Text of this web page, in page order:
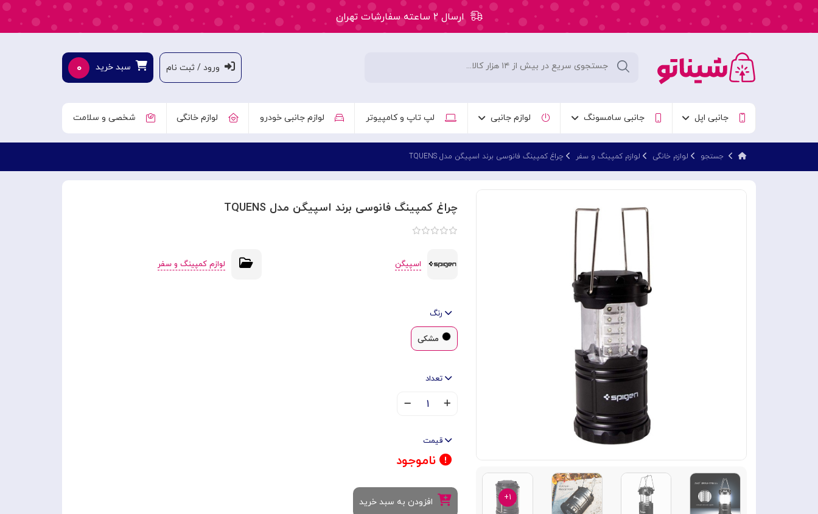
ارسال ۲ ساعته سفارشات تهران
ورود / ثبت نام سبد خرید ۰
جانبی اپل جانبی سامسونگ لوازم جانبی لپ تاپ و کامپیوتر لوازم جانبی خودرو لوازم خانگی شخصی و سلامت
جستجو لوازم خانگی لوازم کمپینگ و سفر چراغ کمپینگ فانوسی برند اسپیگن مدل TQUENS
۱+
چراغ کمپینگ فانوسی برند اسپیگن مدل TQUENS
اسپیگن لوازم کمپینگ و سفر
رنگ
مشکی
تعداد
۱
قیمت
ناموجود
افزودن به سبد خرید